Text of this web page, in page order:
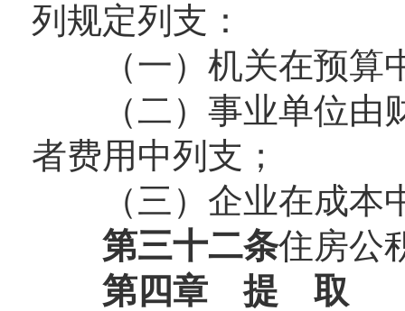
列规定列支：
（一）机关在预算
（二）事业单位由财
者费用中列支；
（三）企业在成本
第三十二条住房公
第四章 提 取